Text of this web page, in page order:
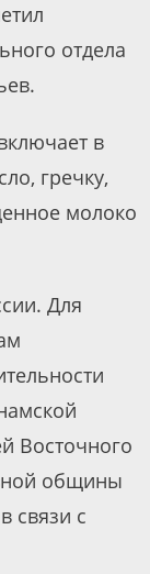
отдела
в
гречку,
молоко
Для
Восточного
общины
связи с